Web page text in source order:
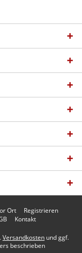
Ort
Registrieren
Kontakt
Versandkosten und ggf.
beschrieben